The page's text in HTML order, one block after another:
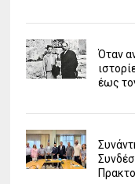
Όταν
έως